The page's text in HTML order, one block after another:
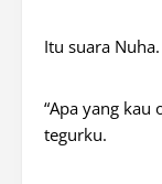
Itu suara
“Apa yang kau
tegurku.